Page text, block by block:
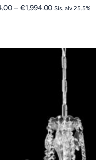
– €1,994.00Hintaluokka:
Sis. alv 25.5%